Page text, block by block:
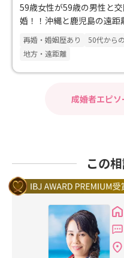
59歳女性が59歳の男性と
婚！！沖縄と鹿児島の遠距
再婚・婚姻歴あり
50代から
地方・遠距離
成婚者エピ
この